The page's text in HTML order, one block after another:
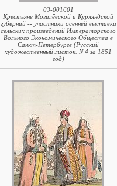
03-001601
Крестьяне Могилёвской и Курляндской
губерний -- участники осенней выставки
сельских произведений Императорского
Вольного Экономического Общества в
Санкт-Петербурге (Русский
художественный листок. N 4 за 1851
год)